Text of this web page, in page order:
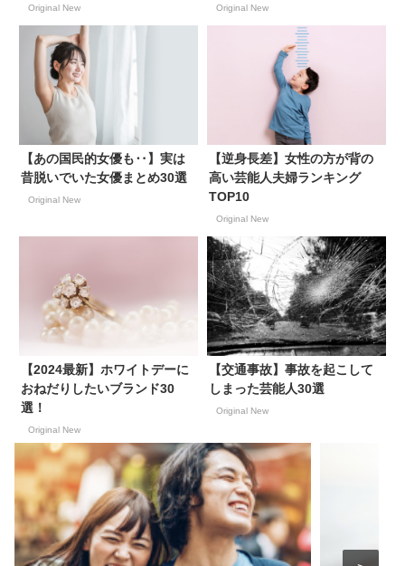
Original New Original New
【あの国民的女優も‥】実は
昔脱いでいた女優まとめ30選
Original New
【逆身長差】女性の方が背の
高い芸能人夫婦ランキング
TOP10
Original New
【2024最新】ホワイトデーに
おねだりしたいブランド30
選！
Original New
【交通事故】事故を起こして
しまった芸能人30選
Original New